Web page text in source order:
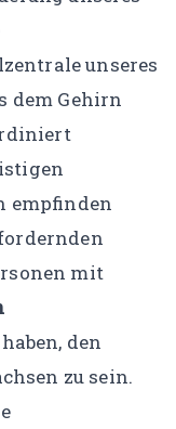
unseres
dem Gehirn
empfinden
mit
den
zu sein.